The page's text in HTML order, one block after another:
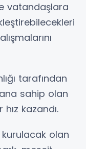
vatandaşlara
tarafından
sahip olan
kazandı.
olan